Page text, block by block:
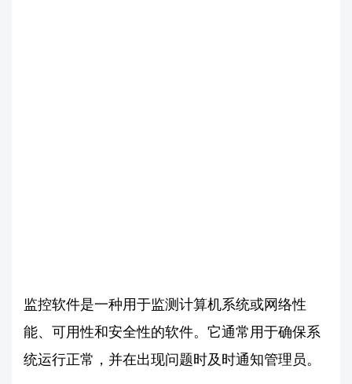
监控软件是一种用于监测计算机系统或网络性
能、可用性和安全性的软件。它通常用于确保系
统运行正常，并在出现问题时及时通知管理员。